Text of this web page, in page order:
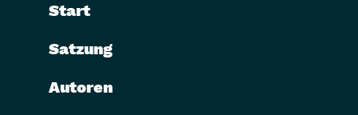
Start
Satzung
Autoren